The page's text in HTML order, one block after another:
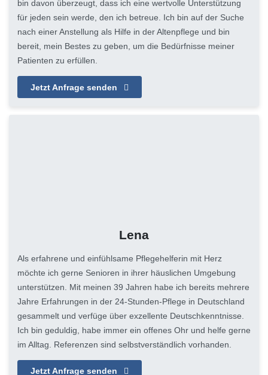
bin davon überzeugt, dass ich eine wertvolle Unterstützung
für jeden sein werde, den ich betreue. Ich bin auf der Suche
nach einer Anstellung als Hilfe in der Altenpflege und bin
bereit, mein Bestes zu geben, um die Bedürfnisse meiner
Patienten zu erfüllen.
Jetzt Anfrage senden
Lena
Als erfahrene und einfühlsame Pflegehelferin mit Herz
möchte ich gerne Senioren in ihrer häuslichen Umgebung
unterstützen. Mit meinen 39 Jahren habe ich bereits mehrere
Jahre Erfahrungen in der 24-Stunden-Pflege in Deutschland
gesammelt und verfüge über exzellente Deutschkenntnisse.
Ich bin geduldig, habe immer ein offenes Ohr und helfe gerne
im Alltag. Referenzen sind selbstverständlich vorhanden.
Jetzt Anfrage senden